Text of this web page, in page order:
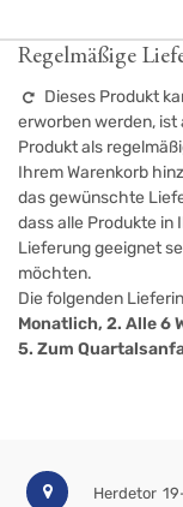
Regelmäßige
Dieses Produkt
erworben werden,
Produkt als
Ihrem Warenkorb
das gewünschte
dass alle Produkte in
Lieferung geeignet
möchten.
Die folgenden
Monatlich, 2. Alle 6
5. Zum
Herdetor